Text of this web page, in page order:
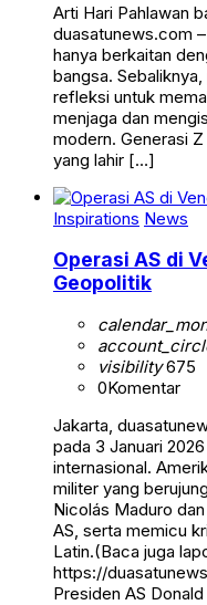
Arti Hari Pahlawan
duasatunews.com
hanya berkaitan
bangsa.
refleksi untuk
menjaga dan
modern. Generasi
yang lahir […]
Inspirations News
Operasi AS di
Geopolitik
visibility675
0Komentar
Jakarta,
pada 3 Januari
internasional.
militer yang
Nicolás Maduro
AS, serta memicu
Latin.(Baca juga
https://
Presiden AS